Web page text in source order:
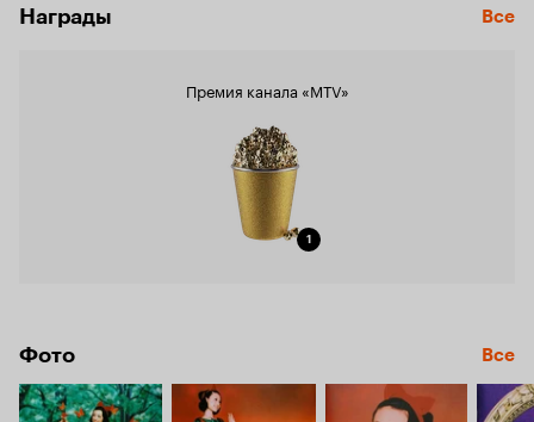
Награды Все
Премия канала «MTV»
1
Фото Все